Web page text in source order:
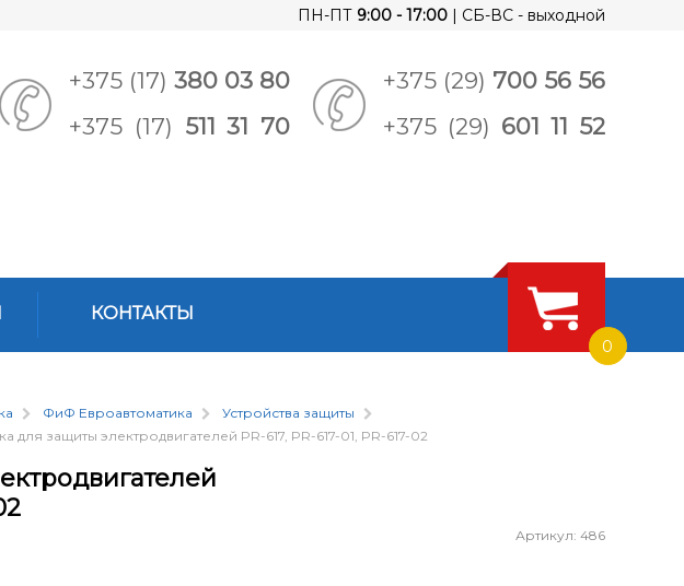
ПН-ПТ 9:00 - 17:00 | СБ-ВС - выходной
+375 (17) 380 03 80
+375 (17) 511 31 70
+375 (29) 700 56 56
+375 (29) 601 11 52
КОНТАКТЫ
0
ФиФ Евроавтоматика
Устройства защиты
для защиты электродвигателей PR-617, PR-617-01, PR-617-02
Артикул: 486